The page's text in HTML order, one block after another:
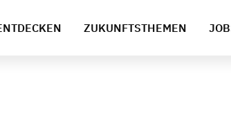
ZUKUNFTSTHEMEN